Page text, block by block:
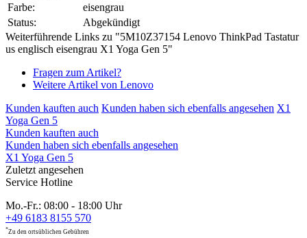
Farbe:
eisengrau
Status:
Abgekündigt
Weiterführende Links zu "5M10Z37154 Lenovo ThinkPad Tastatur
us englisch eisengrau X1 Yoga Gen 5"
Fragen zum Artikel?
Weitere Artikel von Lenovo
Kunden kauften auch Kunden haben sich ebenfalls angesehen X1
Yoga Gen 5
Kunden kauften auch
Kunden haben sich ebenfalls angesehen
X1 Yoga Gen 5
Zuletzt angesehen
Service Hotline
Mo.-Fr.: 08:00 - 18:00 Uhr
+49 6183 8155 570
*Zu den ortsüblichen Gebühren